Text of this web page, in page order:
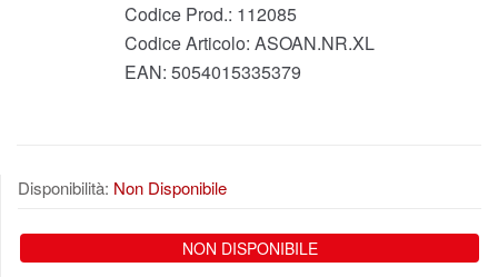
Codice Prod.: 112085
Codice Articolo: ASOAN.NR.XL
EAN: 5054015335379
Disponibilità: Non Disponibile
NON DISPONIBILE